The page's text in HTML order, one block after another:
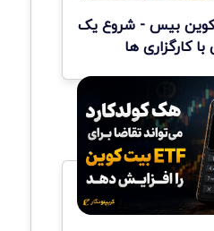
کوین بیس - شروع یک
کارگزاری ها